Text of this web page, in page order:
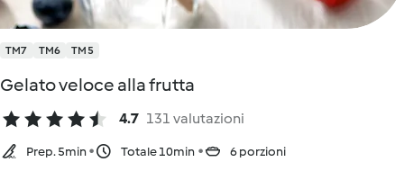
TM7 TM6 TM5
Gelato veloce alla frutta
4.7 131 valutazioni
Prep. 5min Totale 10min 6 porzioni